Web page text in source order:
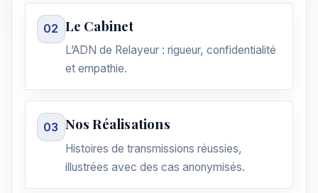
02 Le Cabinet
L’ADN de Relayeur : rigueur, confidentialité
et empathie.
03 Nos Réalisations
Histoires de transmissions réussies,
illustrées avec des cas anonymisés.